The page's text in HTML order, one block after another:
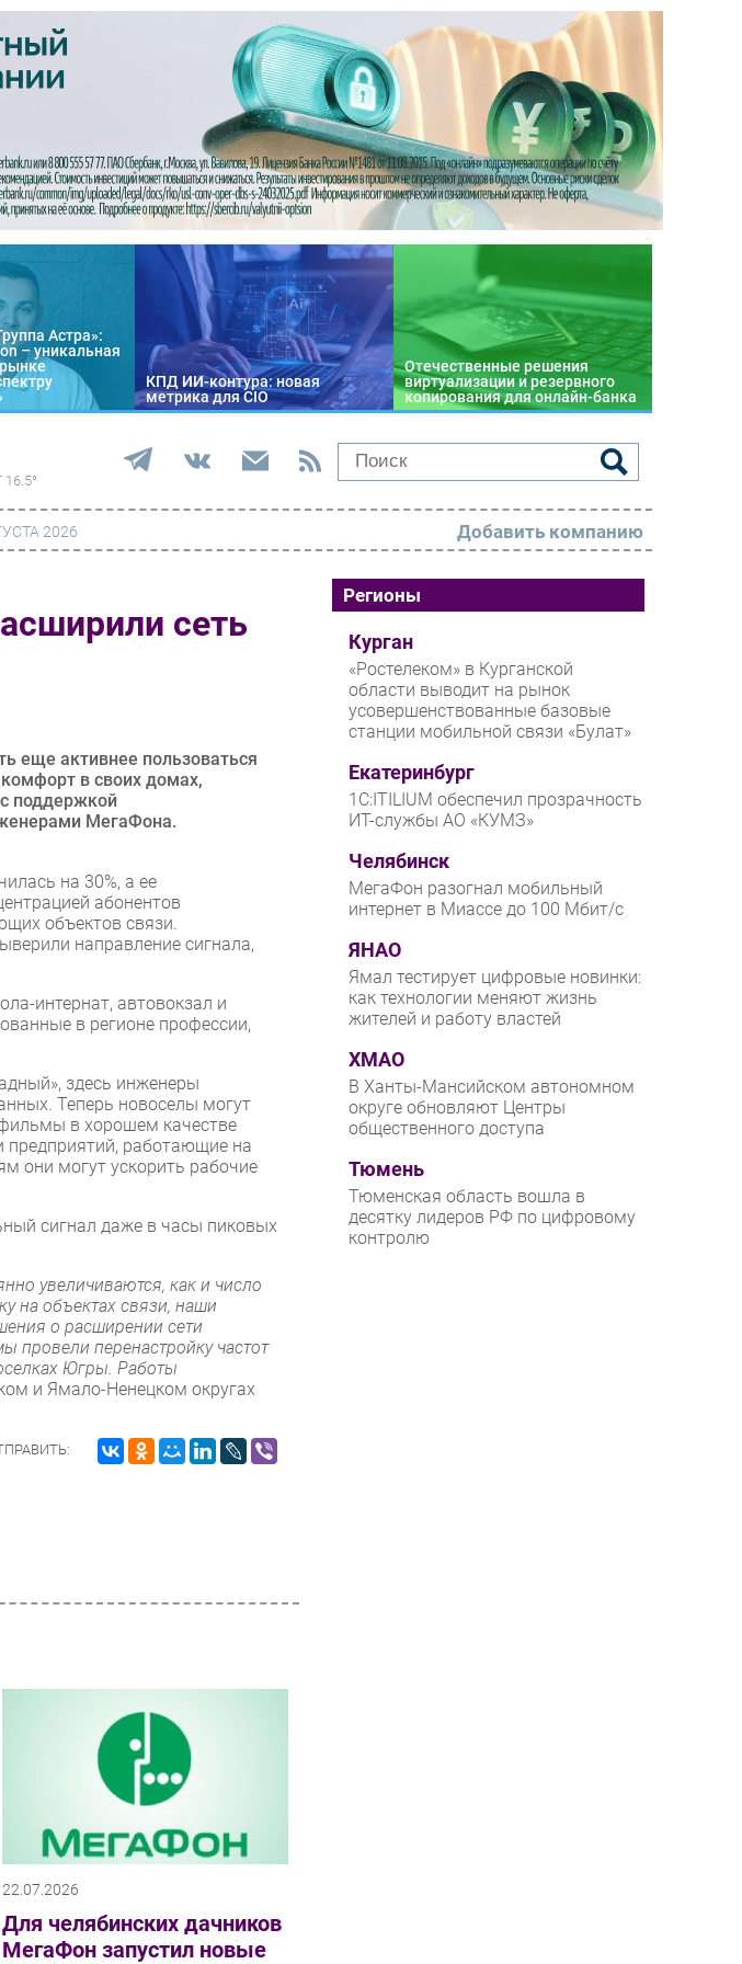
Астра»:
– уникальная
КПД ИИ-контура: новая
метрика для CIO
Отечественные решения
виртуализации и резервного
копирования для онлайн-банка
16.5°
ИТ
РАЗДЕЛЫ
Новости
Аналитика
Интервью
Проекты
IT класс
Тестовый стенд
Каталог компаний
2026 Добавить компанию
сеть
еще активнее пользоваться
в своих домах,
поддержкой
МегаФона.
на 30%, а ее
абонентов
объектов связи.
направление сигнала,
интернат, автовокзал и
в регионе профессии,
здесь инженеры
Теперь новоселы могут
в хорошем качестве
предприятий, работающие на
они могут ускорить рабочие
сигнал даже в часы пиковых
увеличиваются, как и число
на объектах связи, наши
о расширении сети
провели перенастройку частот
Югры. Работы
и Ямало-Ненецком округах
22.07.2026
Для челябинских дачников
МегаФон запустил новые
Регионы
Курган
«Ростелеком» в Курганской
области выводит на рынок
усовершенствованные базовые
станции мобильной связи «Булат»
Екатеринбург
1С:ITILIUM обеспечил прозрачность
ИТ-службы АО «КУМЗ»
Челябинск
МегаФон разогнал мобильный
интернет в Миассе до 100 Мбит/с
ЯНАО
Ямал тестирует цифровые новинки:
как технологии меняют жизнь
жителей и работу властей
ХМАО
В Ханты-Мансийском автономном
округе обновляют Центры
общественного доступа
Тюмень
Тюменская область вошла в
десятку лидеров РФ по цифровому
контролю